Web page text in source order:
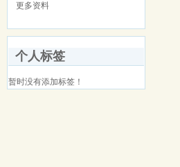
更多资料
个人标签
暂时没有添加标签！